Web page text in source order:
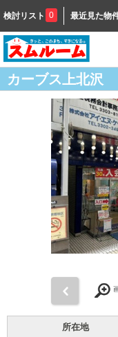
検討リスト 0 最近見た物
カーブス上北沢
所在地